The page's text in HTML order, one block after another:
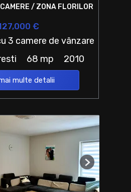
/ ZONA FLORILOR
€
3 camere de vânzare
68 mp 2010
multe detalii
Next